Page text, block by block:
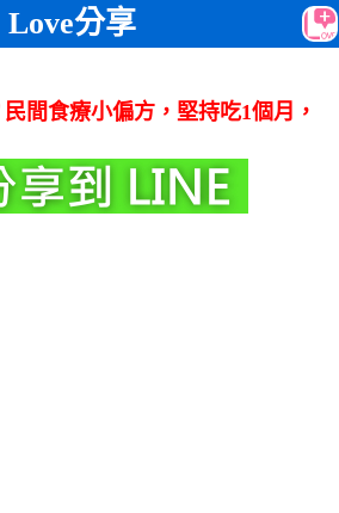
Love分享
間食療小偏方，堅持吃1個月，